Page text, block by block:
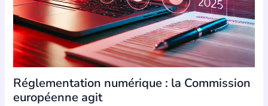
Réglementation numérique : la Commission
européenne agit